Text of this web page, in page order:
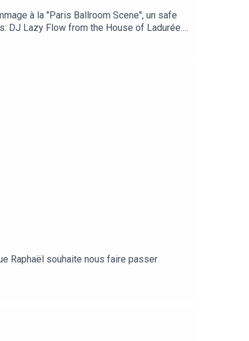
à la "Paris Ballroom Scene", un safe
DJ Lazy Flow from the House of Ladurée.
Raphaël souhaite nous faire passer